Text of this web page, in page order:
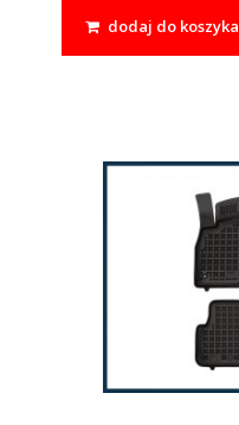
dodaj do koszyka